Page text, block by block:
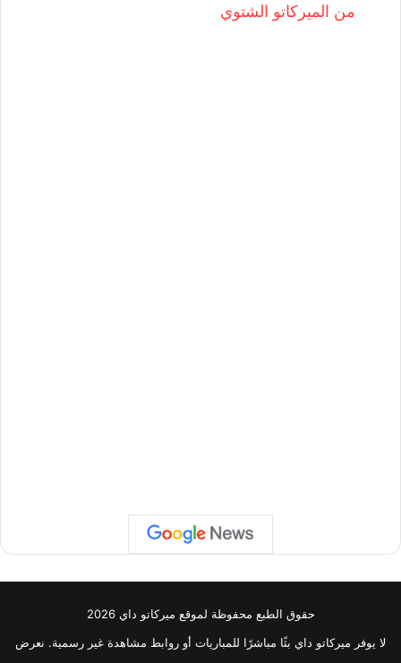
من الميركاتو الشتوي
حقوق الطبع محفوظة لموقع ميركاتو داي 2026
لا يوفر ميركاتو داي بثًا مباشرًا للمباريات أو روابط مشاهدة غير رسمية. نعرض